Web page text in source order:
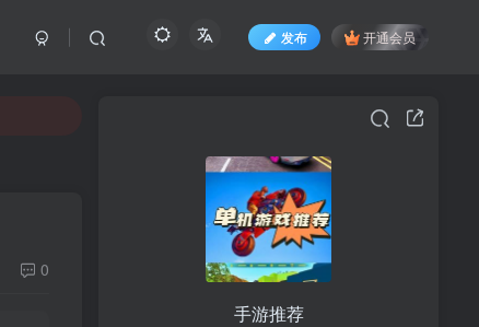
发布 开通会员
0
手游推荐